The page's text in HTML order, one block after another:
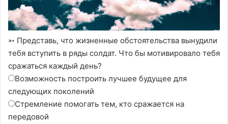
➳ Представь, что жизненные обстоятельства вынудили
тебя вступить в ряды солдат. Что бы мотивировало тебя
сражаться каждый день?
Возможность построить лучшее будущее для
следующих поколений
Стремление помогать тем, кто сражается на
передовой